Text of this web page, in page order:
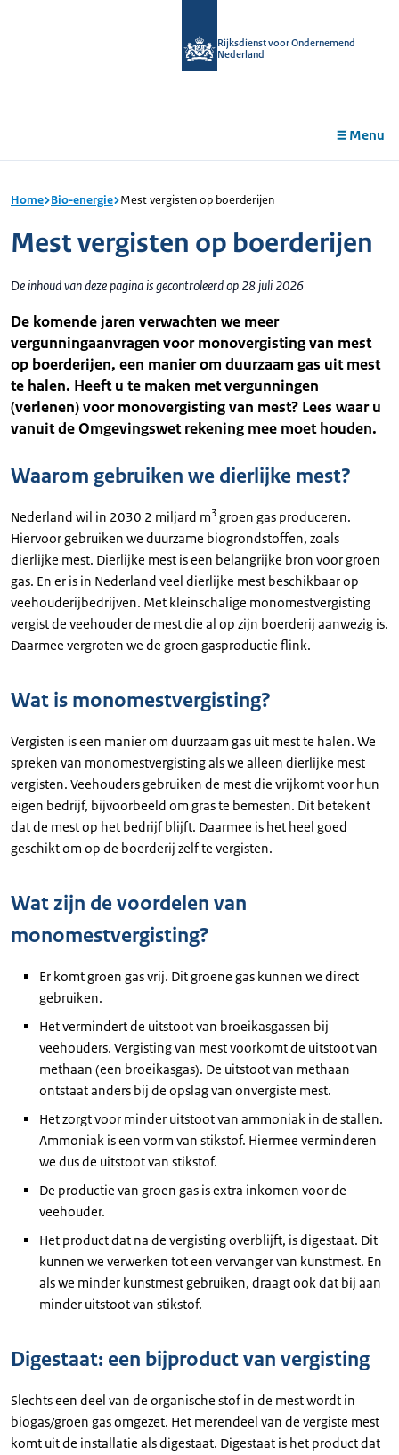
Rijksdienst voor Ondernemend
Nederland
Menu
Home Bio-energie Mest vergisten op boerderijen
Mest vergisten op boerderijen
De inhoud van deze pagina is gecontroleerd op 28 juli 2026
De komende jaren verwachten we meer
vergunningaanvragen voor monovergisting van mest
op boerderijen, een manier om duurzaam gas uit mest
te halen. Heeft u te maken met vergunningen
(verlenen) voor monovergisting van mest? Lees waar u
vanuit de Omgevingswet rekening mee moet houden.
Waarom gebruiken we dierlijke mest?
Nederland wil in 2030 2 miljard m3 groen gas produceren.
Hiervoor gebruiken we duurzame biogrondstoffen, zoals
dierlijke mest. Dierlijke mest is een belangrijke bron voor groen
gas. En er is in Nederland veel dierlijke mest beschikbaar op
veehouderijbedrijven. Met kleinschalige monomestvergisting
vergist de veehouder de mest die al op zijn boerderij aanwezig is.
Daarmee vergroten we de groen gasproductie flink.
Wat is monomestvergisting?
Vergisten is een manier om duurzaam gas uit mest te halen. We
spreken van monomestvergisting als we alleen dierlijke mest
vergisten. Veehouders gebruiken de mest die vrijkomt voor hun
eigen bedrijf, bijvoorbeeld om gras te bemesten. Dit betekent
dat de mest op het bedrijf blijft. Daarmee is het heel goed
geschikt om op de boerderij zelf te vergisten.
Wat zijn de voordelen van
monomestvergisting?
Er komt groen gas vrij. Dit groene gas kunnen we direct
gebruiken.
Het vermindert de uitstoot van broeikasgassen bij
veehouders. Vergisting van mest voorkomt de uitstoot van
methaan (een broeikasgas). De uitstoot van methaan
ontstaat anders bij de opslag van onvergiste mest.
Het zorgt voor minder uitstoot van ammoniak in de stallen.
Ammoniak is een vorm van stikstof. Hiermee verminderen
we dus de uitstoot van stikstof.
De productie van groen gas is extra inkomen voor de
veehouder.
Het product dat na de vergisting overblijft, is digestaat. Dit
kunnen we verwerken tot een vervanger van kunstmest. En
als we minder kunstmest gebruiken, draagt ook dat bij aan
minder uitstoot van stikstof.
Digestaat: een bijproduct van vergisting
Slechts een deel van de organische stof in de mest wordt in
biogas/groen gas omgezet. Het merendeel van de vergiste mest
komt uit de installatie als digestaat. Digestaat is het product dat